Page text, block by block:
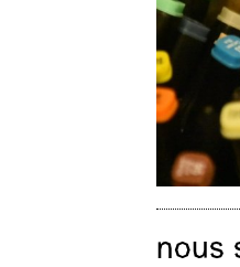
nous